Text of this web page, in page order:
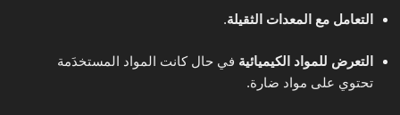
التعامل مع المعدات الثقيلة.
التعرض للمواد الكيميائية في حال كانت المواد المستخدَمة
تحتوي على مواد ضارة.